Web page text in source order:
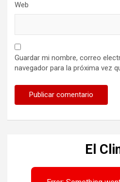
Web
Guardar mi nombre, correo
navegador para la próxima vez
El